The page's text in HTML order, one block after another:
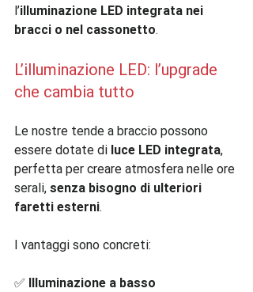
l’illuminazione LED integrata nei
bracci o nel cassonetto.
L’illuminazione LED: l’upgrade
che cambia tutto
Le nostre tende a braccio possono
essere dotate di luce LED integrata,
perfetta per creare atmosfera nelle ore
serali, senza bisogno di ulteriori
faretti esterni.
I vantaggi sono concreti:
✅ Illuminazione a basso